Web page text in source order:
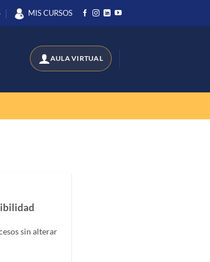
MIS CURSOS
sin alterar